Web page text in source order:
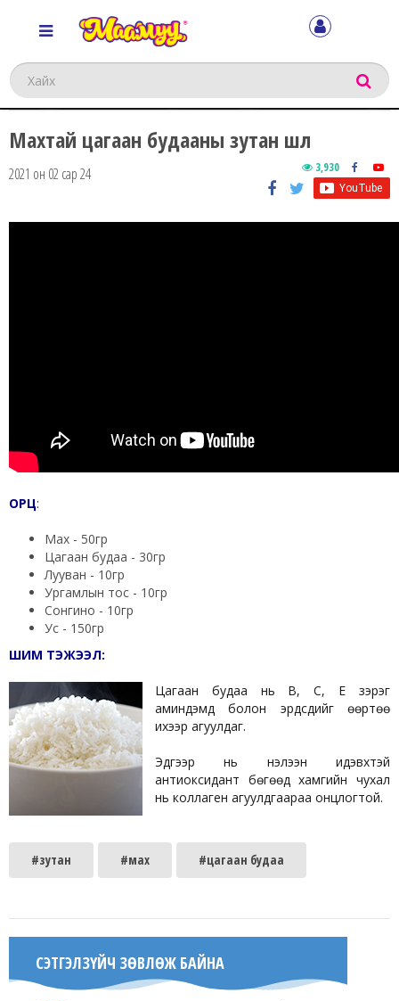
Хайх
Махтай цагаан будааны зутан шөл
3,930
2021 он 02 сар 24
ОРЦ:
Мах - 50гр
Цагаан будаа - 30гр
Лууван - 10гр
Ургамлын тос - 10гр
Сонгино - 10гр
Ус - 150гр
ШИМ ТЭЖЭЭЛ:
Цагаан будаа нь В, С, Е зэрэг
аминдэмүүд болон эрдсүүдийг өөртөө
ихээр агуулдаг.
Эдгээр нь нэлээн идэвхтэй
антиоксидант бөгөөд хамгийн чухал
нь коллаген агуулдгаараа онцлогтой.
#зутан #мах #цагаан будаа
СЭТГЭЛЗҮЙЧ ЗӨВЛӨЖ БАЙНА